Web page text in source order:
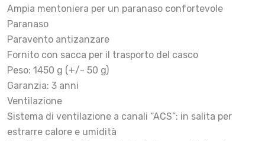
Ampia mentoniera per un paranaso confortevole
Paranaso
Paravento antizanzare
Fornito con sacca per il trasporto del casco
Peso: 1450 g (+/- 50 g)
Garanzia: 3 anni
Ventilazione
Sistema di ventilazione a canali “ACS”: in salita per
estrarre calore e umidità